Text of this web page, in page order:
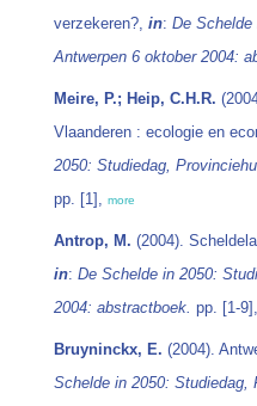
verzekeren?, in: De Schelde
Antwerpen 6 oktober 2004:
Meire, P.; Heip, C.H.R.
Vlaanderen : ecologie en
2050: Studiedag,
pp. [1], more
Antrop, M. (2004).
in: De Schelde in 2050:
2004: abstractboek. pp. [1-9],
Bruyninckx, E. (2004).
Schelde in 2050: Studiedag,